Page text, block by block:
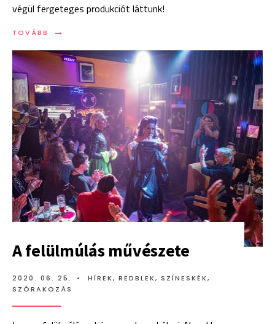
végül fergeteges produkciót láttunk!
TOVÁBB →
TOVÁBB:
X
PHOENIX
THE
A felülmúlás művészete
2020. 06. 25. • HÍREK, REDBLEK, SZÍNESKÉK,
SZÓRAKOZÁS